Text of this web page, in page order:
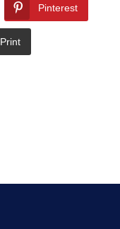
Pinterest
Print